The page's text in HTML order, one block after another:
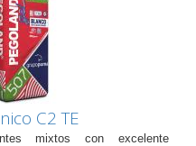
C2 TE
mixtos con excelente